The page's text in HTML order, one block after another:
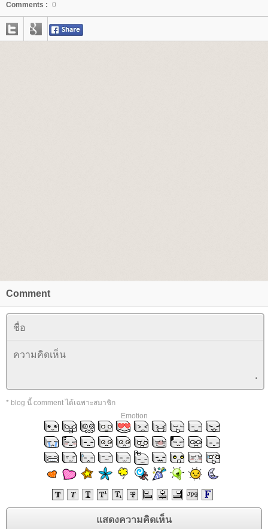
Comments : 0
Comment
* blog นี้ comment ได้เฉพาะสมาชิก
Emotion